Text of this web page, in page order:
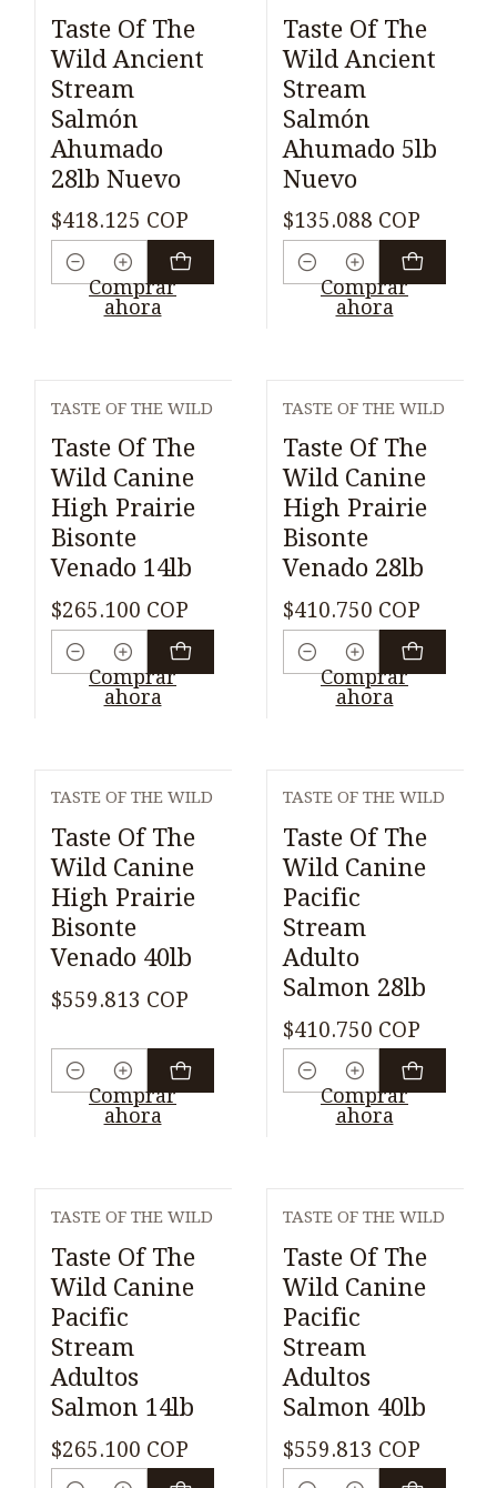
Taste Of The
Wild Ancient
Stream
Salmón
Ahumado
28lb Nuevo
$418.125 COP
Cantidad
Comprar
ahora
Taste Of The
Wild Ancient
Stream
Salmón
Ahumado 5lb
Nuevo
$135.088 COP
Cantidad
Comprar
ahora
TASTE OF THE WILD
Taste Of The
Wild Canine
High Prairie
Bisonte
Venado 14lb
$265.100 COP
Cantidad
Comprar
ahora
TASTE OF THE WILD
Taste Of The
Wild Canine
High Prairie
Bisonte
Venado 28lb
$410.750 COP
Cantidad
Comprar
ahora
TASTE OF THE WILD
Taste Of The
Wild Canine
High Prairie
Bisonte
Venado 40lb
$559.813 COP
Cantidad
Comprar
ahora
TASTE OF THE WILD
Taste Of The
Wild Canine
Pacific
Stream
Adulto
Salmon 28lb
$410.750 COP
Cantidad
Comprar
ahora
TASTE OF THE WILD
Taste Of The
Wild Canine
Pacific
Stream
Adultos
Salmon 14lb
$265.100 COP
TASTE OF THE WILD
Taste Of The
Wild Canine
Pacific
Stream
Adultos
Salmon 40lb
$559.813 COP